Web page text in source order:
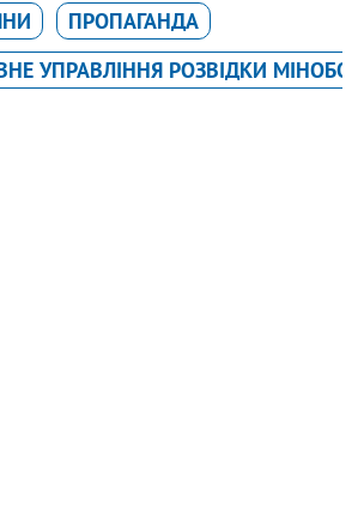
ПРОПАГАНДА
УПРАВЛІННЯ РОЗВІДКИ